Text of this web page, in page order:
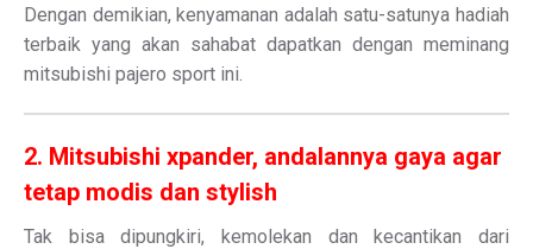
Dengan demikian, kenyamanan adalah satu-satunya hadiah
terbaik yang akan sahabat dapatkan dengan meminang
mitsubishi pajero sport ini.
2. Mitsubishi xpander, andalannya gaya agar
tetap modis dan stylish
Tak bisa dipungkiri, kemolekan dan kecantikan dari